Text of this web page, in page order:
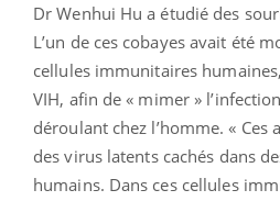
Dr Wenhui Hu a étudié des
L’un de ces cobayes avait été
cellules immunitaires
VIH, afin de « mimer »
déroulant chez l’homme. « Ces
des virus latents cachés dans
humains. Dans ces cellules